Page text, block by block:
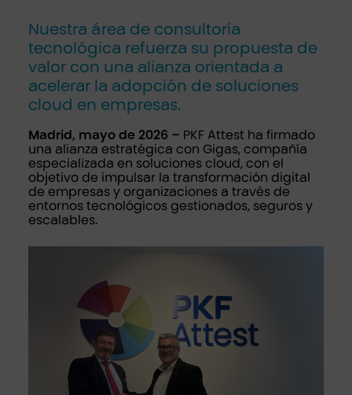
Nuestra área de consultoría
tecnológica refuerza su propuesta de
valor con una alianza orientada a
acelerar la adopción de soluciones
cloud en empresas.
Madrid, mayo de 2026 – PKF Attest ha firmado
una alianza estratégica con Gigas, compañía
especializada en soluciones cloud, con el
objetivo de impulsar la transformación digital
de empresas y organizaciones a través de
entornos tecnológicos gestionados, seguros y
escalables.